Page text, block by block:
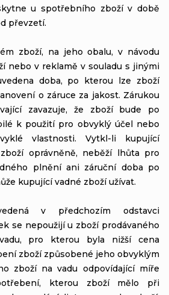
u spotřebního zboží v době
převzetí.
zboží, na jeho obalu, v návodu
nebo v reklamě v souladu s jinými
doba, po kterou lze zboží
o záruce za jakost. Zárukou
zavazuje, že zboží bude po
k použití pro obvyklý účel nebo
vlastnosti. Vytkl-li kupující
oprávněně, neběží lhůta pro
plnění ani záruční doba po
kupující vadné zboží užívat.
v předchozím odstavci
se nepoužijí u zboží prodávaného
pro kterou byla nižší cena
zboží způsobené jeho obvyklým
zboží na vadu odpovídající míře
kterou zboží mělo při